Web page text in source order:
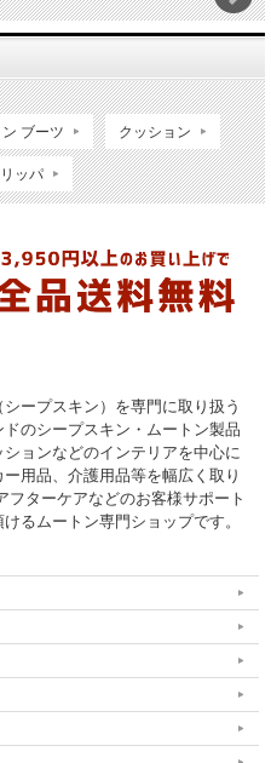
ン ブーツ クッション
ッパ
ープスキン）を専門に取り扱う
のシープスキン・ムートン製品
ョンなどのインテリアを中心に
用品、介護用品等を幅広く取り
ターケアなどのお客様サポート
るムートン専門ショップです。